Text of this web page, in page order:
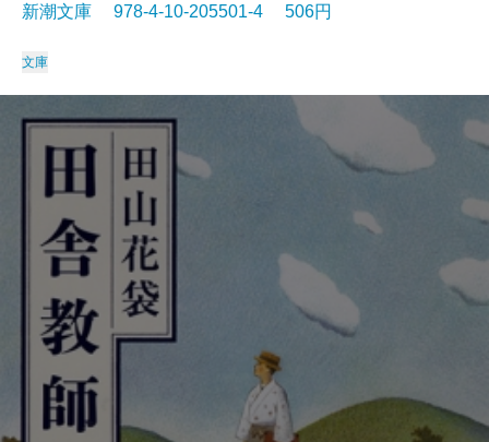
新潮文庫 978-4-10-205501-4 506円
文庫